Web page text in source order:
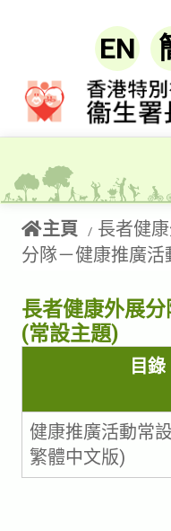
EN
主頁 長者健
分隊－健康推廣活
長者健康外展
(常設主題)
目錄
健康推廣活動常
繁體中文版)